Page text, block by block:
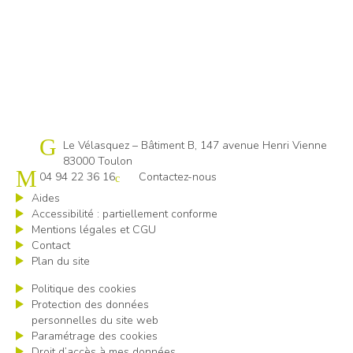
Cap emploi 83
Le Vélasquez – Bâtiment B, 147 avenue Henri Vienne
83000 Toulon
04 94 22 36 16
Contactez-nous
Aides
Accessibilité : partiellement conforme
Mentions légales et CGU
Contact
Plan du site
Politique des cookies
Protection des données
personnelles du site web
Paramétrage des cookies